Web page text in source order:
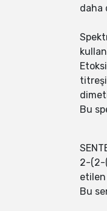
daha
Bu
2-(2-
etilen
Bu